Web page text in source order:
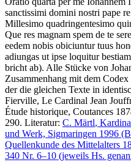
sanctissimi domini nostri pape
Millesimo quadringentesimo
Que res magnam spem de te
eedem nobis obiciuntur tuus
adiungas ut ipse loquitur
bricht ab). Alle Stücke von
Zusammenhang mit dem
der die gleichen Texte in
Fierville, Le Cardinal Jean
Étude historique, Coutances
290. Literatur: C. Märtl,
und Werk, Sigmaringen 1996
Quellenkunde des Mittelalters
340 Nr. 6–10 (jeweils Hs.